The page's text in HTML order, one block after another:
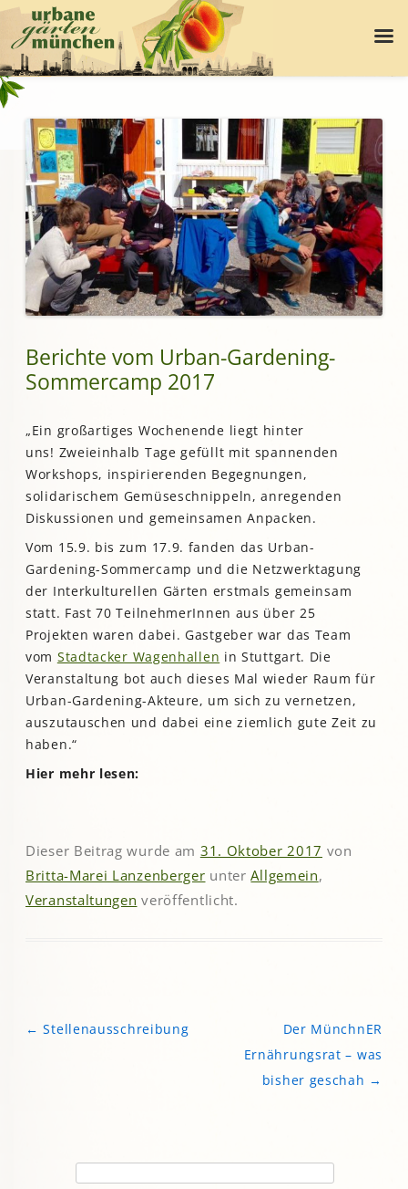
Berichte vom Urban-Gardening-
Sommercamp 2017
„Ein großartiges Wochenende liegt hinter
uns! Zweieinhalb Tage gefüllt mit spannenden
Workshops, inspirierenden Begegnungen,
solidarischem Gemüseschnippeln, anregenden
Diskussionen und gemeinsamen Anpacken.
Vom 15.9. bis zum 17.9. fanden das Urban-
Gardening-Sommercamp und die Netzwerktagung
der Interkulturellen Gärten erstmals gemeinsam
statt. Fast 70 TeilnehmerInnen aus über 25
Projekten waren dabei. Gastgeber war das Team
vom Stadtacker Wagenhallen in Stuttgart. Die
Veranstaltung bot auch dieses Mal wieder Raum für
Urban-Gardening-Akteure, um sich zu vernetzen,
auszutauschen und dabei eine ziemlich gute Zeit zu
haben.“
Hier mehr lesen:
Dieser Beitrag wurde am 31. Oktober 2017 von
Britta-Marei Lanzenberger unterAllgemein,
Veranstaltungen veröffentlicht.
← Stellenausschreibung
Der MünchnER
Ernährungsrat – was
bisher geschah →